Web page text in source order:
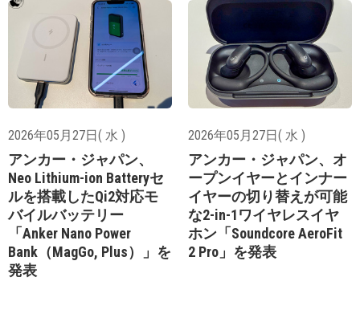
2026年05月27日( 水 )
アンカー・ジャパン、
Neo Lithium-ion Batteryセ
ルを搭載したQi2対応モ
バイルバッテリー
「Anker Nano Power
Bank（MagGo, Plus）」を
発表
2026年05月27日( 水 )
アンカー・ジャパン、オ
ープンイヤーとインナー
イヤーの切り替えが可能
な2-in-1ワイヤレスイヤ
ホン「Soundcore AeroFit
2 Pro」を発表